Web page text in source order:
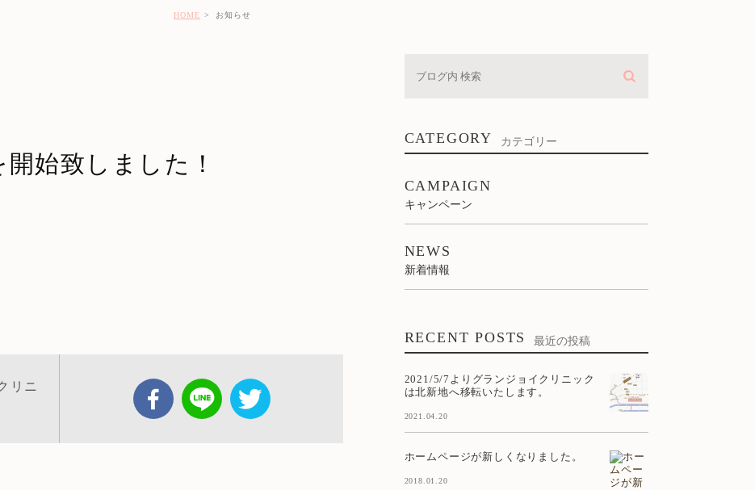
HOME お知らせ
始致しました！
リニ
CATEGORY カテゴリー
CAMPAIGN
キャンペーン
NEWS
新着情報
RECENT POSTS 最近の投稿
2021/5/7よりグランジョイクリニック
は北新地へ移転いたします。
2021.04.20
ホームページが新しくなりました。
2018.01.20